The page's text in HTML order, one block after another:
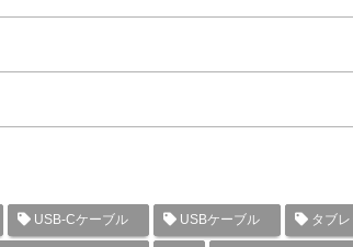
USB-Cケーブル USBケーブル タブレ